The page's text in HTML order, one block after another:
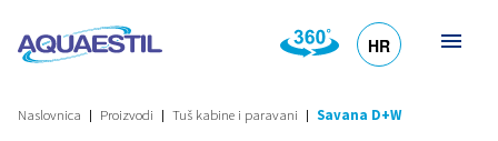
HR
Naslovnica Proizvodi Tuš kabine i paravani Savana D+W